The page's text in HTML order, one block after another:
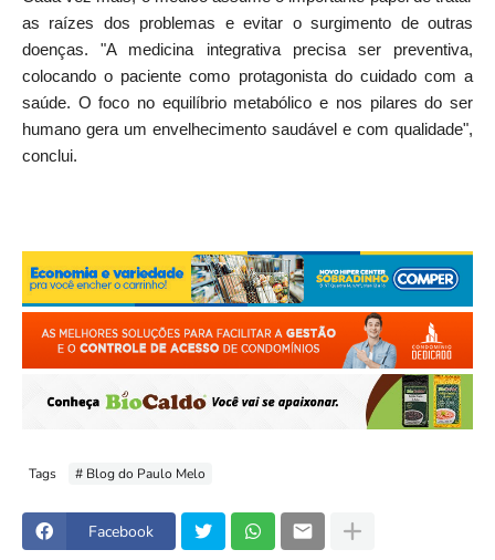
as raízes dos problemas e evitar o surgimento de outras
doenças. "A medicina integrativa precisa ser preventiva,
colocando o paciente como protagonista do cuidado com a
saúde. O foco no equilíbrio metabólico e nos pilares do ser
humano gera um envelhecimento saudável e com qualidade",
conclui.
Tags # Blog do Paulo Melo
Facebook